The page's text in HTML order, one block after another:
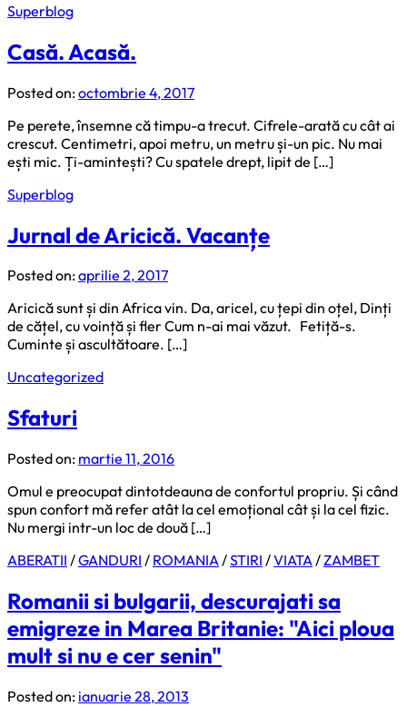
Superblog
Casă. Acasă.
Posted on:octombrie 4, 2017
Pe perete, însemne că timpu-a trecut. Cifrele-arată cu cât ai
crescut. Centimetri, apoi metru, un metru și-un pic. Nu mai
ești mic. Ți-amintești? Cu spatele drept, lipit de […]
Superblog
Jurnal de Aricică. Vacanțe
Posted on:aprilie 2, 2017
Aricică sunt și din Africa vin. Da, aricel, cu țepi din oțel, Dinți
de cățel, cu voință și fler Cum n-ai mai văzut. Fetiță-s.
Cuminte și ascultătoare. […]
Uncategorized
Sfaturi
Posted on: martie 11, 2016
Omul e preocupat dintotdeauna de confortul propriu. Și când
spun confort mă refer atât la cel emoțional cât și la cel fizic.
Nu mergi intr-un loc de două […]
ABERATII /GANDURI / ROMANIA/STIRI /VIATA/ZAMBET
Romanii si bulgarii, descurajati sa
emigreze in Marea Britanie: "Aici ploua
mult si nu e cer senin"
Posted on: ianuarie 28, 2013